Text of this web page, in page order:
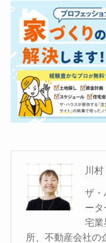
川
ザ
ータ
宅業
所、不動産会社の